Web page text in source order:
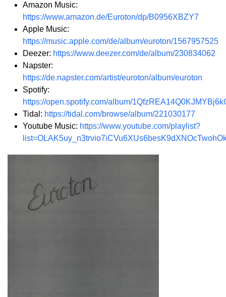
Amazon Music:
https://www.amazon.de/Euroton/dp/B0956XBZY7
Apple Music:
https://music.apple.com/de/album/euroton/1567957525
Deezer: https://www.deezer.com/de/album/230834062
Napster:
https://de.napster.com/artist/euroton/album/euroton
Spotify:
https://open.spotify.com/album/
Tidal: https://tidal.com/browse/album/221030177
Youtube Music: https://www.youtube.com/playlist?